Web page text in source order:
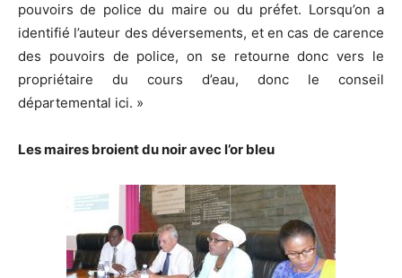
pouvoirs de police du maire ou du préfet. Lorsqu’on a
identifié l’auteur des déversements, et en cas de carence
des pouvoirs de police, on se retourne donc vers le
propriétaire du cours d’eau, donc le conseil
départemental ici. »
Les maires broient du noir avec l’or bleu